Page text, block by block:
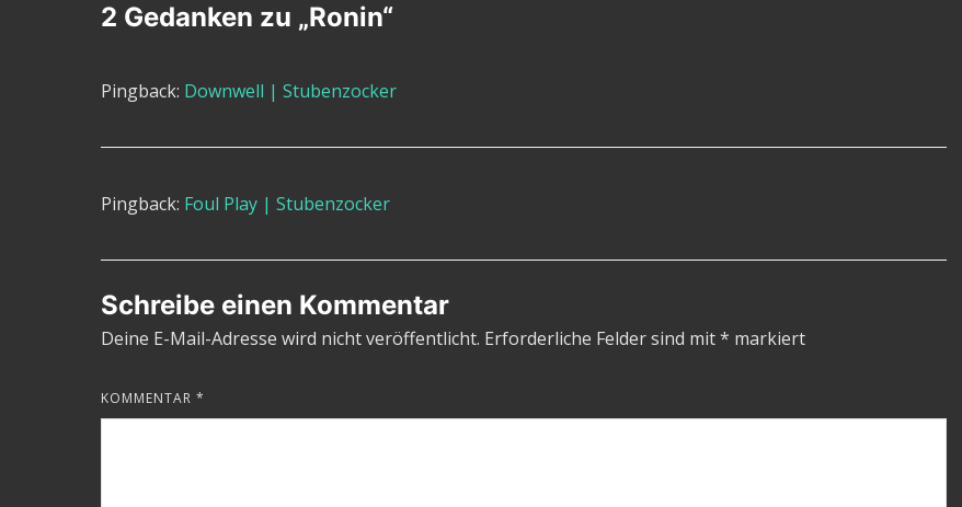
2 Gedanken zu „Ronin“
Pingback: Downwell | Stubenzocker
Pingback: Foul Play | Stubenzocker
Schreibe einen Kommentar
Deine E-Mail-Adresse wird nicht veröffentlicht. Erforderliche Felder sind mit* markiert
KOMMENTAR *